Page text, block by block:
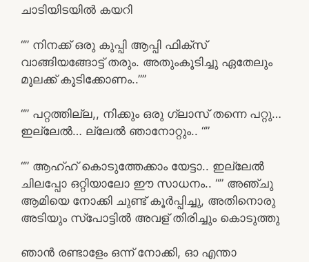
ചാടിയിടയിൽ കയറി
“” നിനക്ക് ഒരു കുപ്പി ആപ്പി ഫിക്സ്
വാങ്ങിയങ്ങോട്ട് തരും. അതുംകൂടിച്ചു ഏതേലും
മൂലക്ക് കൂടിക്കോണം..””
“” പറ്റത്തില്ല,, നിക്കും ഒരു ഗ്ലാസ്‌ തന്നെ പറ്റു…
ഇല്ലേൽ… ല്ലേൽ ഞാനോറ്റും.. “”
“” ആഹ്ഹ് കൊടുത്തേക്കാം യേട്ടാ.. ഇല്ലേൽ
ചിലപ്പോ ഒറ്റിയാലോ ഈ സാധനം.. “” അഞ്ചു
ആമിയെ നോക്കി ചുണ്ട് കൂർപ്പിച്ചു, അതിനൊരു
അടിയും സ്പോട്ടിൽ അവള് തിരിച്ചും കൊടുത്തു
ഞാൻ രണ്ടാളേം ഒന്ന് നോക്കി, ഓ എന്താ